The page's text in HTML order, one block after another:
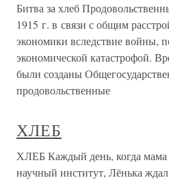
Битва за хлеб
1915 г. в связи с общим
экономики вследствие войны,
экономической катастрофой.
были созданы
продовольственные
ХЛЕБ
ХЛЕБ Каждый день, когда мама
научный институт, Лёнька